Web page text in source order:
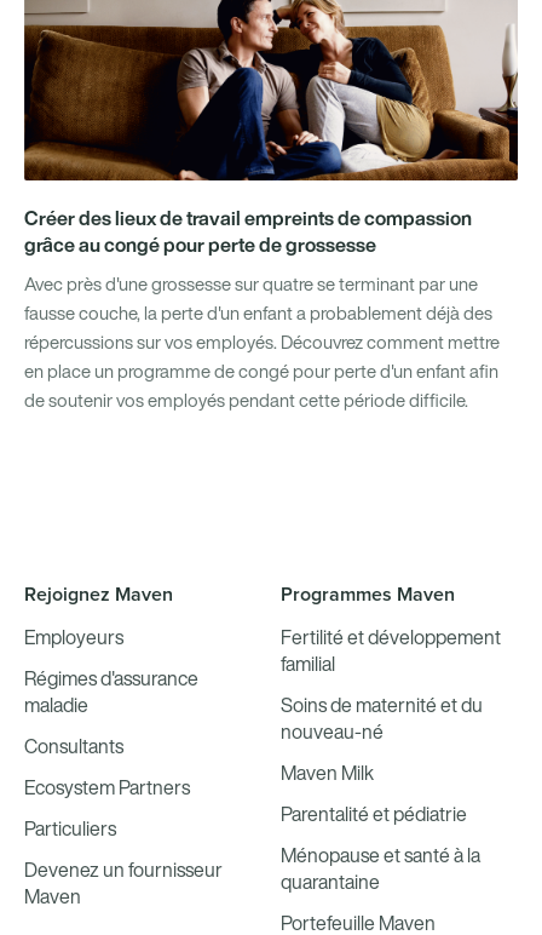
Créer des lieux de travail empreints de compassion
grâce au congé pour perte de grossesse
Avec près d'une grossesse sur quatre se terminant par une
fausse couche, la perte d'un enfant a probablement déjà des
répercussions sur vos employés. Découvrez comment mettre
en place un programme de congé pour perte d'un enfant afin
de soutenir vos employés pendant cette période difficile.
Rejoignez Maven
Employeurs
Régimes d'assurance
maladie
Consultants
Ecosystem Partners
Particuliers
Devenez un fournisseur
Maven
Programmes Maven
Fertilité et développement
familial
Soins de maternité et du
nouveau-né
Maven Milk
Parentalité et pédiatrie
Ménopause et santé à la
quarantaine
Portefeuille Maven